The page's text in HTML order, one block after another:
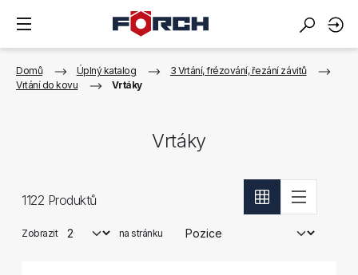
Domů Úplný katalog
3 Vrtání, frézování, řezání závitů
Vrtání do kovu
Vrtáky
Vrtáky
1122 Produktů
Zobrazit na stránku